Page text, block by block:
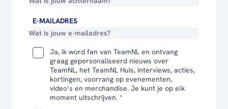
E-MAILADRES
Ja, ik word fan van TeamNL en ontvang
graag gepersonaliseerd nieuws over
TeamNL, het TeamNL Huis, interviews, acties,
kortingen, voorrang op evenementen,
video’s en merchandise. Je kunt je op elk
moment uitschrijven. *